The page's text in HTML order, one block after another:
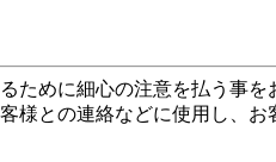
めに細心の注意を払う事を
様との連絡などに使用し、